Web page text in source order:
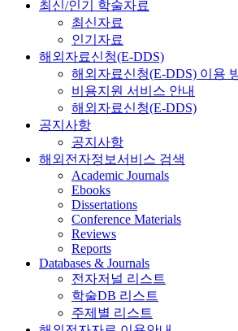
최신/인기 학술자료
최신자료
인기자료
해외자료신청(E-DDS)
해외자료신청(E-DDS) 이용
비용지원 서비스 안내
해외자료신청(E-DDS)
공지사항
공지사항
해외전자정보서비스 검색
Academic Journals
Ebooks
Dissertations
Conference Materials
Reviews
Reports
Databases & Journals
전자저널 리스트
학술DB 리스트
주제별 리스트